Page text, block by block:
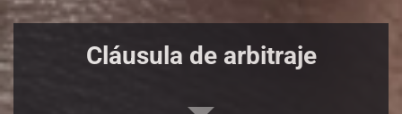
Cláusula de arbitraje